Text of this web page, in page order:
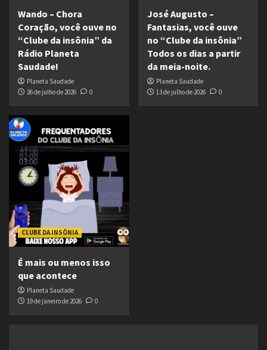
Wando – Chora
Coração, você ouve no
“Clube da insônia” da
Rádio Planeta
Saudade!
Planeta Saudade
26 de julho de 2026
0
José Augusto –
Fantasias, você ouve
no “Clube da insônia”
Todos os dias a partir
da meia-noite.
Planeta Saudade
13 de julho de 2026
0
CLUBE DA INSÔNIA
É mais ou menos isso
que acontece
Planeta Saudade
19 de janeiro de 2026
0